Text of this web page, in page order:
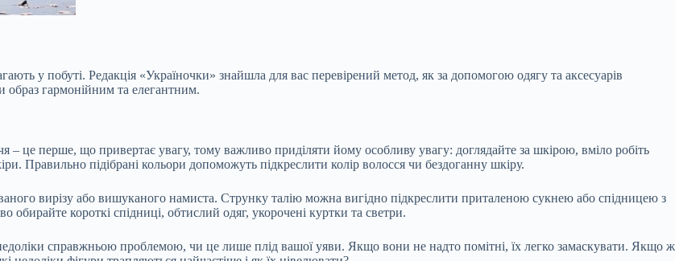
у побуті. Редакція «Україночки» знайшла для вас перевірений метод, як за допомогою одягу та аксесуарів
образ гармонійним та елегантним.
– це перше, що привертає увагу, тому важливо приділяти йому особливу увагу: доглядайте за шкірою, вміло робіть
Правильно підібрані кольори допоможуть підкреслити колір волосся чи бездоганну шкіру.
вирізу або вишуканого намиста. Струнку талію можна вигідно підкреслити приталеною сукнею або спідницею з
короткі спідниці, обтислий одяг, укорочені куртки та светри.
справжньою проблемою, чи це лише плід вашої уяви. Якщо вони не надто помітні, їх легко замаскувати. Якщо ж